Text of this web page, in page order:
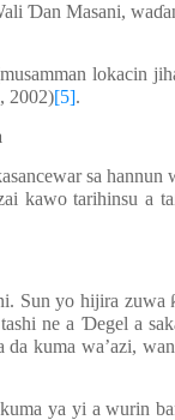
Ɗan Masani, waɗ
lokacin
2002)[5].
sa
kawo tarihinsu a ta
Sun yo hijira zuwa
ne a Ɗegel a
kuma wa’azi,
ya yi a wurin